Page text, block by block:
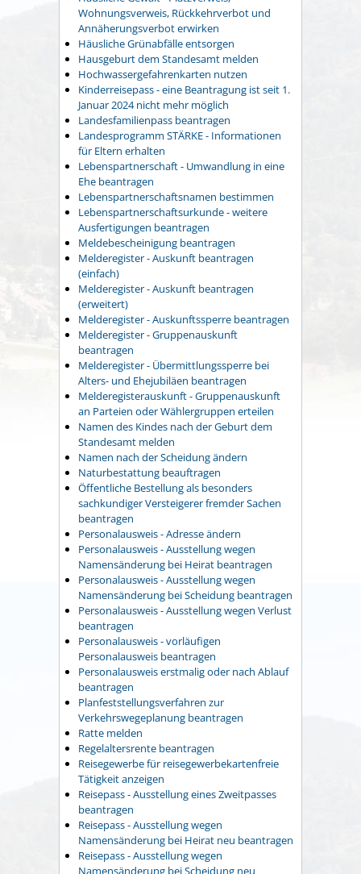
Wohnungsverweis, Rückkehrverbot und
Annäherungsverbot erwirken
Häusliche Grünabfälle entsorgen
Hausgeburt dem Standesamt melden
Hochwassergefahrenkarten nutzen
Kinderreisepass - eine Beantragung ist seit 1.
Januar 2024 nicht mehr möglich
Landesfamilienpass beantragen
Landesprogramm STÄRKE - Informationen
für Eltern erhalten
Lebenspartnerschaft - Umwandlung in eine
Ehe beantragen
Lebenspartnerschaftsnamen bestimmen
Lebenspartnerschaftsurkunde - weitere
Ausfertigungen beantragen
Meldebescheinigung beantragen
Melderegister - Auskunft beantragen
(einfach)
Melderegister - Auskunft beantragen
(erweitert)
Melderegister - Auskunftssperre beantragen
Melderegister - Gruppenauskunft
beantragen
Melderegister - Übermittlungssperre bei
Alters- und Ehejubiläen beantragen
Melderegisterauskunft - Gruppenauskunft
an Parteien oder Wählergruppen erteilen
Namen des Kindes nach der Geburt dem
Standesamt melden
Namen nach der Scheidung ändern
Naturbestattung beauftragen
Öffentliche Bestellung als besonders
sachkundiger Versteigerer fremder Sachen
beantragen
Personalausweis - Adresse ändern
Personalausweis - Ausstellung wegen
Namensänderung bei Heirat beantragen
Personalausweis - Ausstellung wegen
Namensänderung bei Scheidung beantragen
Personalausweis - Ausstellung wegen Verlust
beantragen
Personalausweis - vorläufigen
Personalausweis beantragen
Personalausweis erstmalig oder nach Ablauf
beantragen
Planfeststellungsverfahren zur
Verkehrswegeplanung beantragen
Ratte melden
Regelaltersrente beantragen
Reisegewerbe für reisegewerbekartenfreie
Tätigkeit anzeigen
Reisepass - Ausstellung eines Zweitpasses
beantragen
Reisepass - Ausstellung wegen
Namensänderung bei Heirat neu beantragen
Reisepass - Ausstellung wegen
Namensänderung bei Scheidung neu